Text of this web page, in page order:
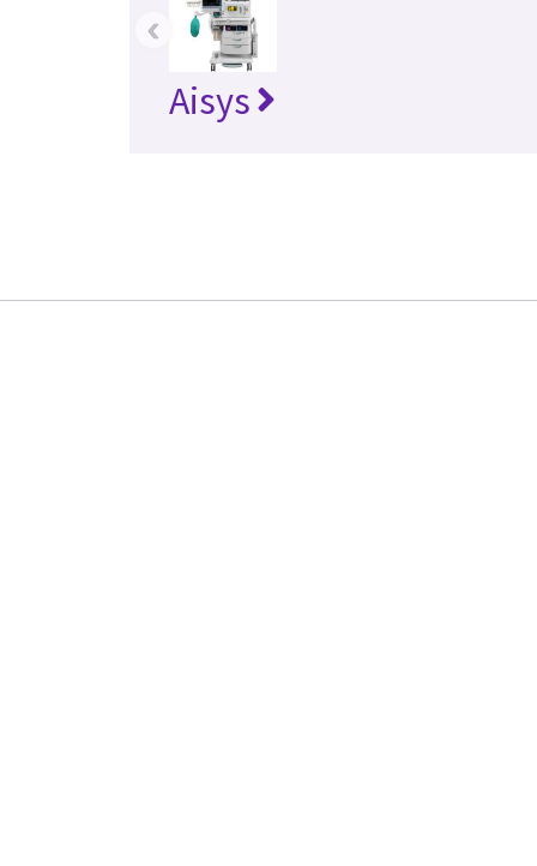
Aisys
‹